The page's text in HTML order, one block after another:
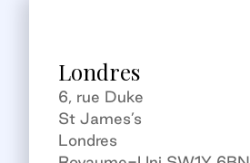
Londres
6, rue Duke
St James’s
Londres